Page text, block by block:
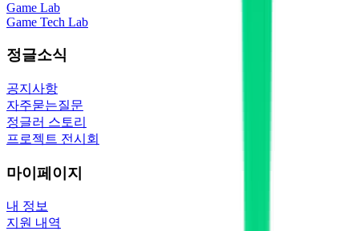
Game Lab
Game Tech Lab
정글소식
공지사항
자주묻는질문
정글러 스토리
프로젝트 전시회
마이페이지
내 정보
지원 내역